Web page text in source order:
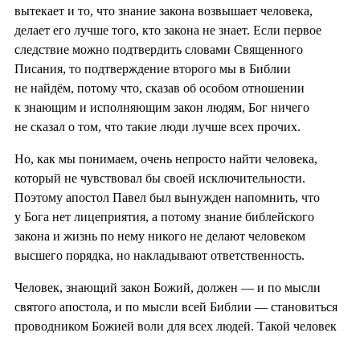
вытекает и то, что знание закона возвышает человека,
делает его лучше того, кто закона не знает. Если первое
следствие можно подтвердить словами Священного
Писания, то подтверждение второго мы в Библии
не найдём, потому что, сказав об особом отношении
к знающим и исполняющим закон людям, Бог ничего
не сказал о том, что такие люди лучше всех прочих.
Но, как мы понимаем, очень непросто найти человека,
который не чувствовал бы своей исключительности.
Поэтому апостол Павел был вынужден напомнить, что
у Бога нет лицеприятия, а потому знание библейского
закона и жизнь по нему никого не делают человеком
высшего порядка, но накладывают ответственность.
Человек, знающий закон Божий, должен — и по мысли
святого апостола, и по мысли всей Библии — становиться
проводником Божией воли для всех людей. Такой человек